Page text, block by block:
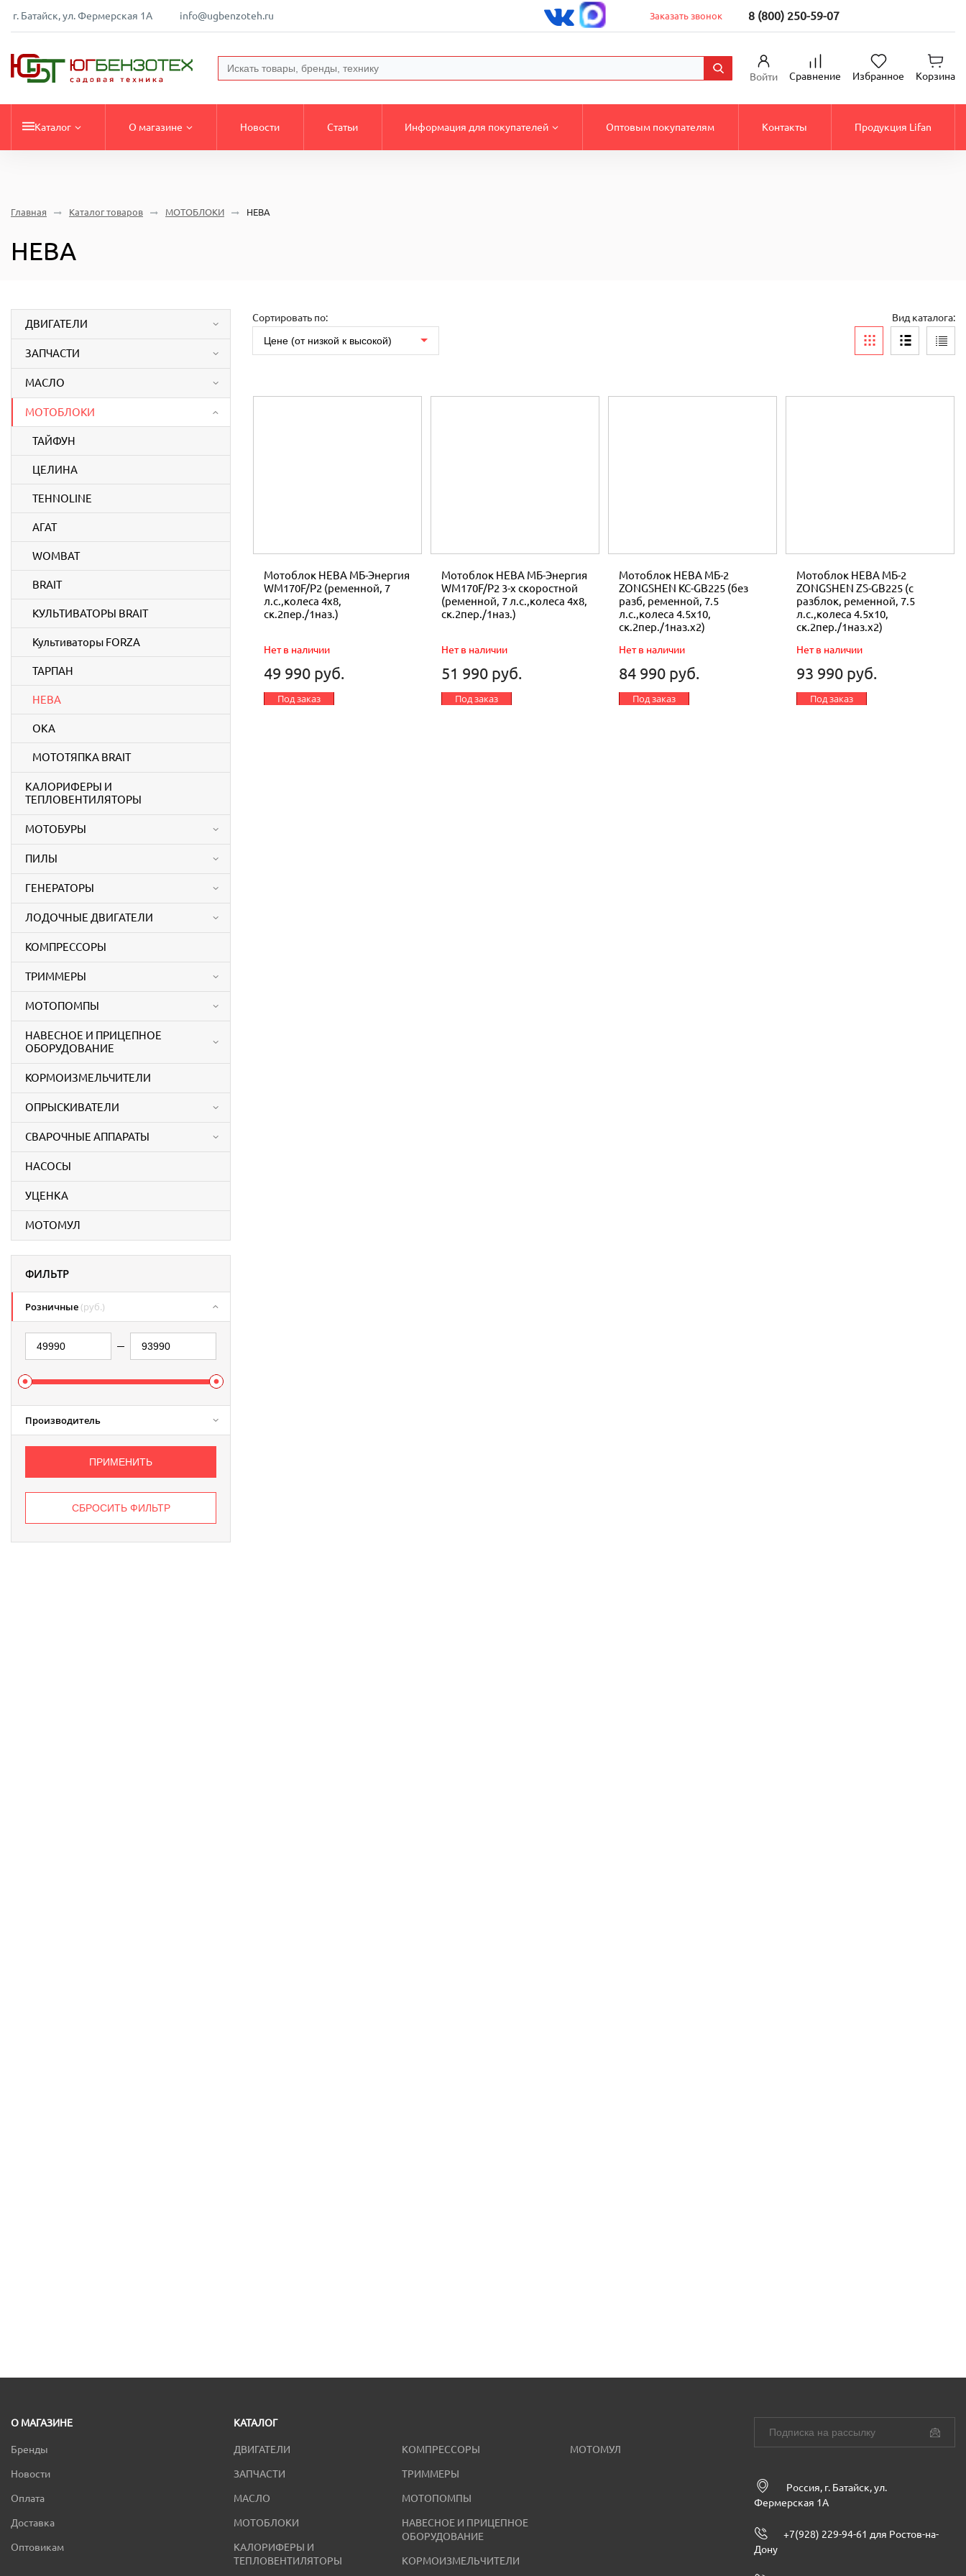
г. Батайск, ул. Фермерская 1А info@ugbenzoteh.ru Заказать звонок 8 (800) 250-59-07
Войти Сравнение Избранное Корзина
Каталог О магазине Новости Статьи Информация для покупателей Оптовым покупателям Контакты Продукция Lifan
Главная Каталог товаров МОТОБЛОКИ НЕВА
НЕВА
ДВИГАТЕЛИ
ЗАПЧАСТИ
МАСЛО
МОТОБЛОКИ
ТАЙФУН
ЦЕЛИНА
TEHNOLINE
АГАТ
WOMBAT
BRAIT
КУЛЬТИВАТОРЫ BRAIT
Культиваторы FORZA
ТАРПАН
НЕВА
ОКА
МОТОТЯПКА BRAIT
КАЛОРИФЕРЫ И
ТЕПЛОВЕНТИЛЯТОРЫ
МОТОБУРЫ
ПИЛЫ
ГЕНЕРАТОРЫ
ЛОДОЧНЫЕ ДВИГАТЕЛИ
КОМПРЕССОРЫ
ТРИММЕРЫ
МОТОПОМПЫ
НАВЕСНОЕ И ПРИЦЕПНОЕ
ОБОРУДОВАНИЕ
КОРМОИЗМЕЛЬЧИТЕЛИ
ОПРЫСКИВАТЕЛИ
СВАРОЧНЫЕ АППАРАТЫ
НАСОСЫ
УЦЕНКА
МОТОМУЛ
ФИЛЬТР
Розничные (руб.)
Производитель
Сортировать по:
Цене (от низкой к высокой)
Вид каталога:
Мотоблок НЕВА МБ-Энергия
WM170F/P2 (ременной, 7
л.с.,колеса 4x8,
ск.2пер./1наз.)
Нет в наличии
49 990 руб.
Под заказ
Мотоблок НЕВА МБ-Энергия
WM170F/P2 3-х скоростной
(ременной, 7 л.с.,колеса 4x8,
ск.2пер./1наз.)
Нет в наличии
51 990 руб.
Под заказ
Мотоблок НЕВА МБ-2
ZONGSHEN КС-GB225 (без
разб, ременной, 7.5
л.с.,колеса 4.5x10,
ск.2пер./1наз.x2)
Нет в наличии
84 990 руб.
Под заказ
Мотоблок НЕВА МБ-2
ZONGSHEN ZS-GB225 (с
разблок, ременной, 7.5
л.с.,колеса 4.5x10,
ск.2пер./1наз.x2)
Нет в наличии
93 990 руб.
Под заказ
О МАГАЗИНЕ
Бренды
Новости
Оплата
Доставка
Оптовикам
КАТАЛОГ
ДВИГАТЕЛИ
ЗАПЧАСТИ
МАСЛО
МОТОБЛОКИ
КАЛОРИФЕРЫ И
ТЕПЛОВЕНТИЛЯТОРЫ
КОМПРЕССОРЫ
ТРИММЕРЫ
МОТОПОМПЫ
НАВЕСНОЕ И ПРИЦЕПНОЕ
ОБОРУДОВАНИЕ
КОРМОИЗМЕЛЬЧИТЕЛИ
МОТОМУЛ
Россия, г. Батайск, ул.
Фермерская 1А
+7(928) 229-94-61 для Ростов-на-
Дону